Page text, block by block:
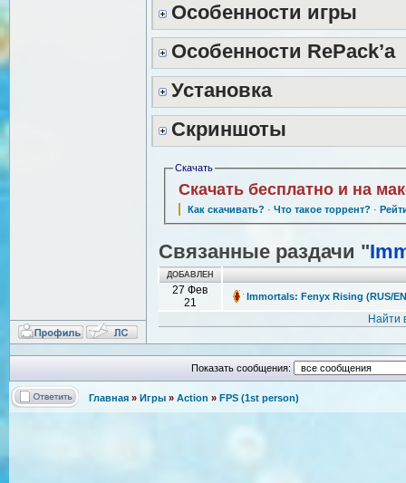
Особенности игры
Особенности RePack’а
Установка
Скриншоты
Скачать
Скачать бесплатно и на
Как скачивать? · Что такое торрент? ·
Связанные раздачи "
ДОБАВЛЕН
27 Фев
21
Immortals: Fenyx Rising (RUS/
Найти
Показать сообщения:
Главная » Игры » Action » FPS (1st person)